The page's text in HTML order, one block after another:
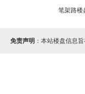
笔架路楼
免责声明 ：本站楼盘信息